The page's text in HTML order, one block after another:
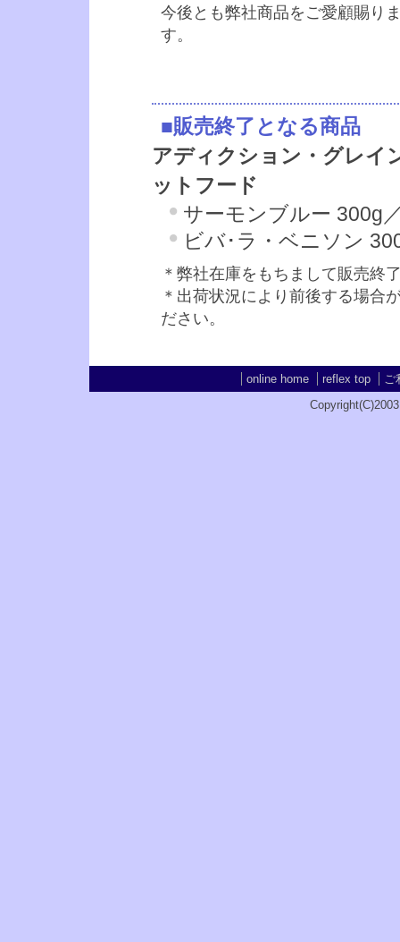
今後とも弊社商品をご愛顧賜り
す。
■販売終了となる商品
アディクション・グレイ
ットフード
サーモンブルー 300g
ビバ･ラ・ベニソン
＊弊社在庫をもちまして販売終
＊出荷状況により前後する場合
ださい。
online home reflex top
ご
Copyright(C)2003